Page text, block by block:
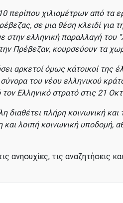
περίπου χιλιομέτρων από τα
σε μια θέση κλειδί για
ελληνική παραλλαγή του ‘‘
Πρέβεζαν, κουρσεύουν τα
αρκετοί όμως κάτοικοί της
του νέου ελληνικού
Ελληνικό στρατό στις 21
πλήρη κοινωνική και
λοιπή κοινωνική υποδομή,
ανησυχίες, τις αναζητήσεις